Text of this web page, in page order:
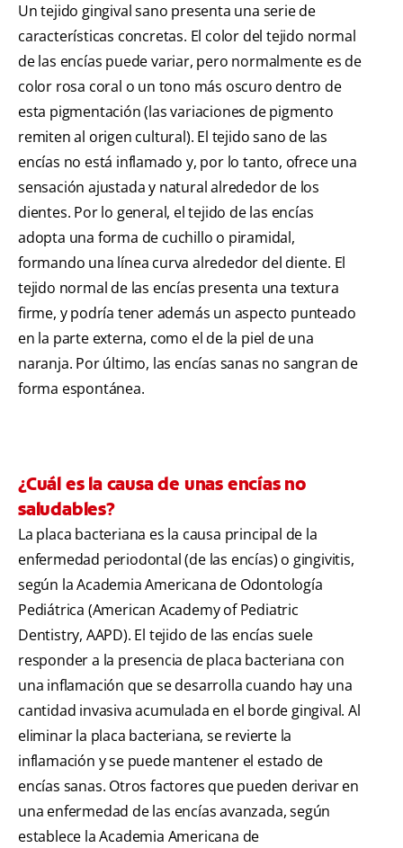
Un tejido gingival sano presenta una serie de
características concretas. El color del tejido normal
de las encías puede variar, pero normalmente es de
color rosa coral o un tono más oscuro dentro de
esta pigmentación (las variaciones de pigmento
remiten al origen cultural). El tejido sano de las
encías no está inflamado y, por lo tanto, ofrece una
sensación ajustada y natural alrededor de los
dientes. Por lo general, el tejido de las encías
adopta una forma de cuchillo o piramidal,
formando una línea curva alrededor del diente. El
tejido normal de las encías presenta una textura
firme, y podría tener además un aspecto punteado
en la parte externa, como el de la piel de una
naranja. Por último, las encías sanas no sangran de
forma espontánea.
¿Cuál es la causa de unas encías no
saludables?
La placa bacteriana es la causa principal de la
enfermedad periodontal (de las encías) o gingivitis,
según la Academia Americana de Odontología
Pediátrica (American Academy of Pediatric
Dentistry, AAPD). El tejido de las encías suele
responder a la presencia de placa bacteriana con
una inflamación que se desarrolla cuando hay una
cantidad invasiva acumulada en el borde gingival. Al
eliminar la placa bacteriana, se revierte la
inflamación y se puede mantener el estado de
encías sanas. Otros factores que pueden derivar en
una enfermedad de las encías avanzada, según
establece la Academia Americana de